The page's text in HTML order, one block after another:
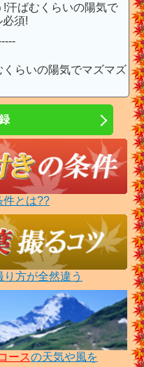
!汗ばむくらいの陽気で
須!
らいの陽気でマズマズ
件とは??
り方が全然違う
ースの天気や風を